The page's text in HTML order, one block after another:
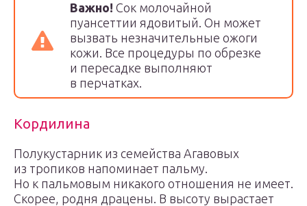
Важно! Сок молочайной
пуансеттии ядовитый. Он может
вызвать незначительные ожоги
кожи. Все процедуры по обрезке
и пересадке выполняют
в перчатках.
Кордилина
Полукустарник из семейства Агавовых
из тропиков напоминает пальму.
Но к пальмовым никакого отношения не имеет.
Скорее, родня драцены. В высоту вырастает